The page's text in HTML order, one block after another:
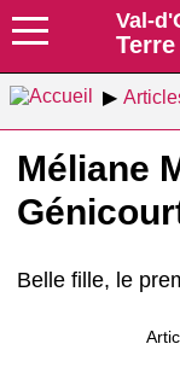
Val-
Méliane
Belle fille, le